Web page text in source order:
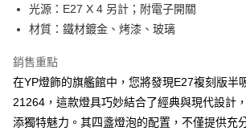
悠遊付
全盈+PAY
AFTEE先享後付
相關說明
光源：E27 X 4 另計；附電子開關
材質：鐵材鍍金、烤漆、玻璃
銷售重點
在YP燈飾的旗艦館中，您將發現E27複刻版半
21264，這款燈具巧妙結合了經典與現代設計
添獨特魅力。其四盞燈泡的配置，不僅提供充